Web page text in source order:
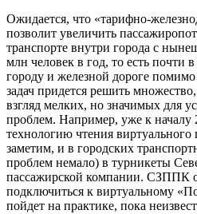
Ожидается, что «тарифно-
позволит увеличить
транспорте внутри города с
млн человек в год, то есть почти
городу и железной дороге
задач придется решить
взгляд мелких, но значимых для
проблем. Например, уже к началу
технологию чтения виртуального
заметим, и в городских
проблем немало) в турникеты
пассажирской компании. СЗППК
подключиться к виртуальному
пойдет на практике, пока